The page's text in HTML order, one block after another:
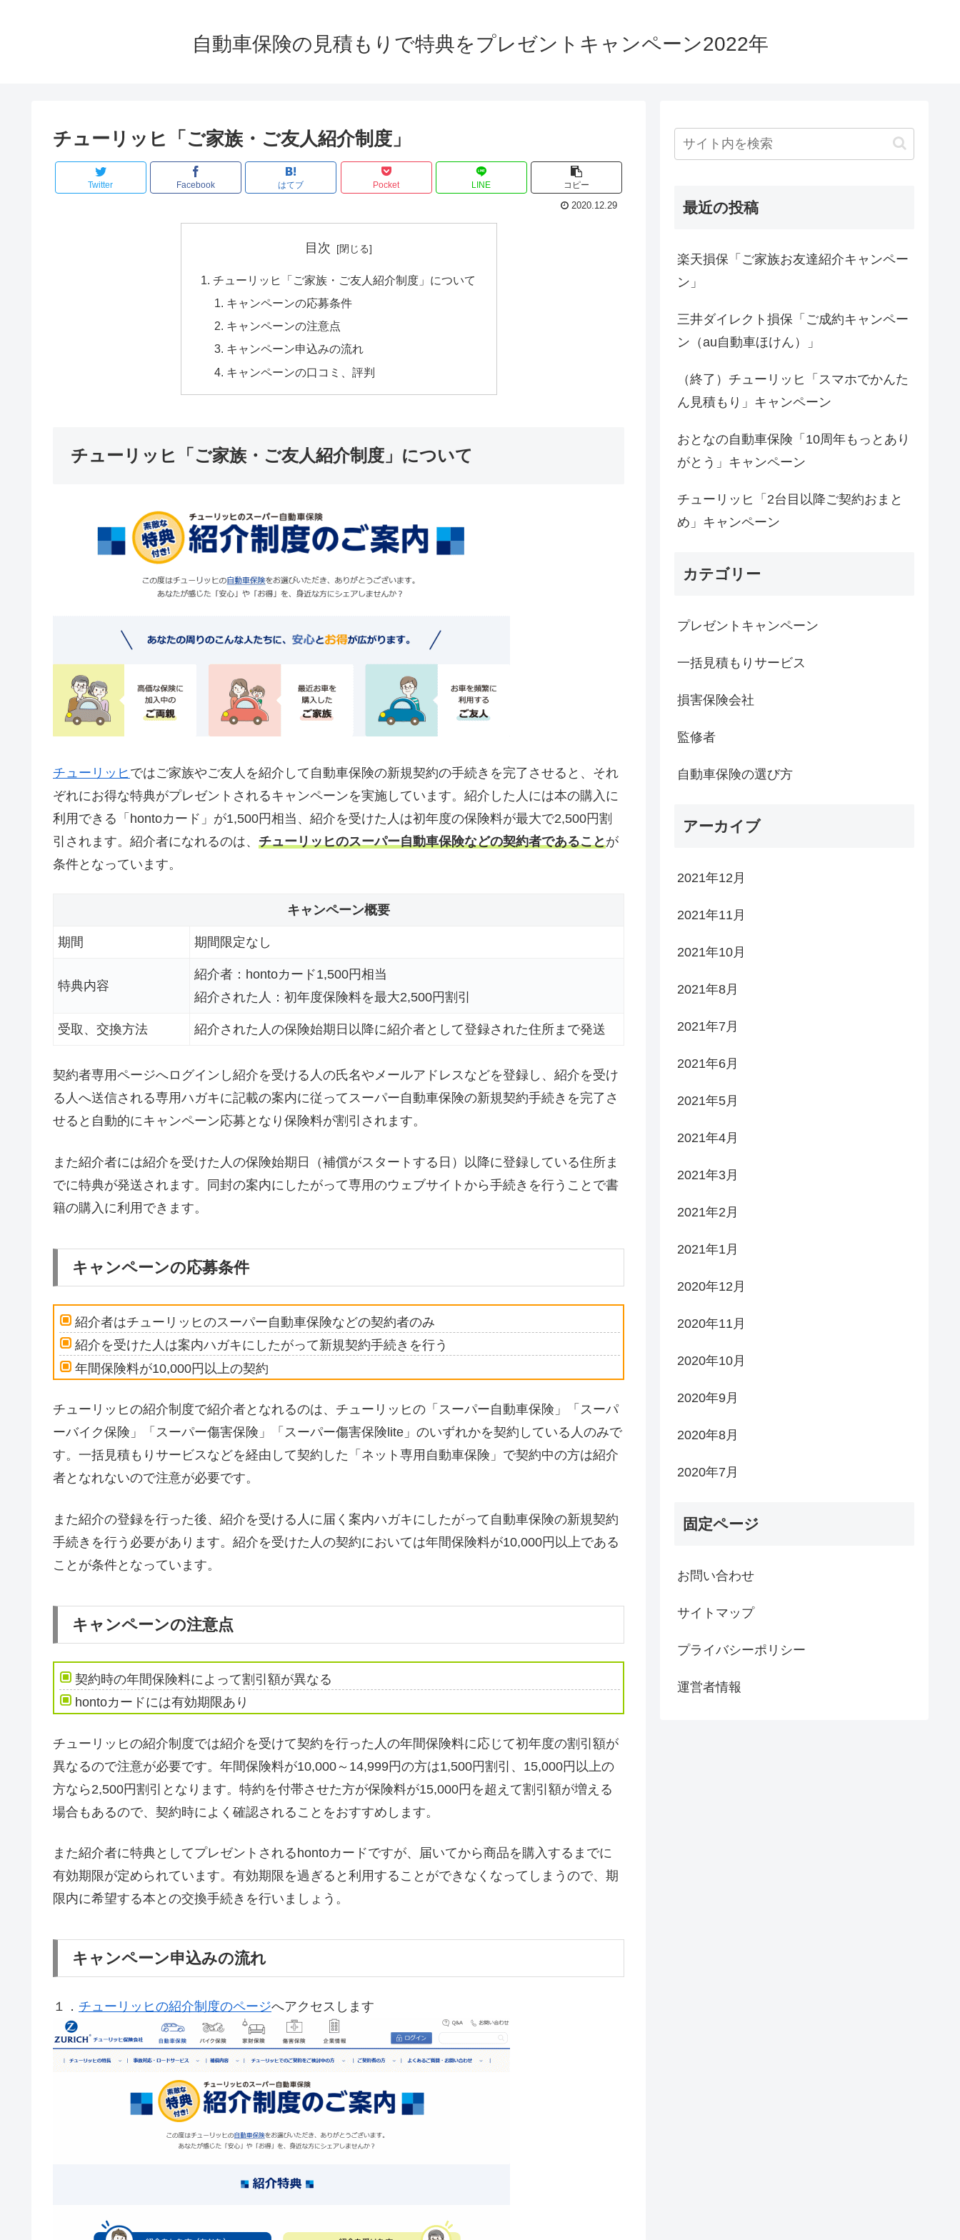
自動車保険の見積もりで特典をプレゼントキャンペーン2022年
チューリッヒ「ご家族・ご友人紹介制度」
Twitter Facebook はてブ Pocket LINE コピー
2020.12.29
目次
チューリッヒ「ご家族・ご友人紹介制度」について
キャンペーンの応募条件
キャンペーンの注意点
キャンペーン申込みの流れ
キャンペーンの口コミ、評判
チューリッヒ「ご家族・ご友人紹介制度」について
チューリッヒ ではご家族やご友人を紹介して自動車保険の新規契約の手続きを完了させると、それ
ぞれにお得な特典がプレゼントされるキャンペーンを実施しています。紹介した人には本の購入に
利用できる「hontoカード」が1,500円相当、紹介を受けた人は初年度の保険料が最大で2,500円割
引されます。紹介者になれるのは、 チューリッヒのスーパー自動車保険などの契約者であることが
条件となっています。
キャンペーン概要
期間 期間限定なし
特典内容
紹介者：hontoカード1,500円相当
紹介された人：初年度保険料を最大2,500円割引
受取、交換方法 紹介された人の保険始期日以降に紹介者として登録された住所まで発送
契約者専用ページへログインし紹介を受ける人の氏名やメールアドレスなどを登録し、紹介を受け
る人へ送信される専用ハガキに記載の案内に従ってスーパー自動車保険の新規契約手続きを完了さ
せると自動的にキャンペーン応募となり保険料が割引されます。
また紹介者には紹介を受けた人の保険始期日（補償がスタートする日）以降に登録している住所ま
でに特典が発送されます。同封の案内にしたがって専用のウェブサイトから手続きを行うことで書
籍の購入に利用できます。
キャンペーンの応募条件
紹介者はチューリッヒのスーパー自動車保険などの契約者のみ
紹介を受けた人は案内ハガキにしたがって新規契約手続きを行う
年間保険料が10,000円以上の契約
チューリッヒの紹介制度で紹介者となれるのは、チューリッヒの「スーパー自動車保険」「スーパ
ーバイク保険」「スーパー傷害保険」「スーパー傷害保険lite」のいずれかを契約している人のみで
す。一括見積もりサービスなどを経由して契約した「ネット専用自動車保険」で契約中の方は紹介
者となれないので注意が必要です。
また紹介の登録を行った後、紹介を受ける人に届く案内ハガキにしたがって自動車保険の新規契約
手続きを行う必要があります。紹介を受けた人の契約においては年間保険料が10,000円以上である
ことが条件となっています。
キャンペーンの注意点
契約時の年間保険料によって割引額が異なる
hontoカードには有効期限あり
チューリッヒの紹介制度では紹介を受けて契約を行った人の年間保険料に応じて初年度の割引額が
異なるので注意が必要です。年間保険料が10,000～14,999円の方は1,500円割引、15,000円以上の
方なら2,500円割引となります。特約を付帯させた方が保険料が15,000円を超えて割引額が増える
場合もあるので、契約時によく確認されることをおすすめします。
また紹介者に特典としてプレゼントされるhontoカードですが、届いてから商品を購入するまでに
有効期限が定められています。有効期限を過ぎると利用することができなくなってしまうので、期
限内に希望する本との交換手続きを行いましょう。
キャンペーン申込みの流れ
１． チューリッヒの紹介制度のページへアクセスします
最近の投稿
楽天損保「ご家族お友達紹介キャンペー
ン」
三井ダイレクト損保「ご成約キャンペー
ン（au自動車ほけん）」
（終了）チューリッヒ「スマホでかんた
ん見積もり」キャンペーン
おとなの自動車保険「10周年もっとあり
がとう」キャンペーン
チューリッヒ「2台目以降ご契約おまと
め」キャンペーン
カテゴリー
プレゼントキャンペーン
一括見積もりサービス
損害保険会社
監修者
自動車保険の選び方
アーカイブ
2021年12月
2021年11月
2021年10月
2021年8月
2021年7月
2021年6月
2021年5月
2021年4月
2021年3月
2021年2月
2021年1月
2020年12月
2020年11月
2020年10月
2020年9月
2020年8月
2020年7月
固定ページ
お問い合わせ
サイトマップ
プライバシーポリシー
運営者情報